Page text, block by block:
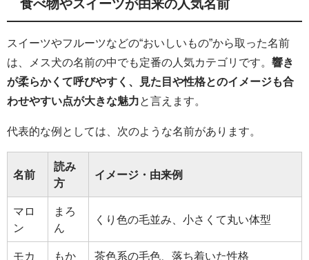
食べ物やスイーツが由来の人気名前
スイーツやフルーツなどの“おいしいもの”から取った名前
は、メス犬の名前の中でも定番の人気カテゴリです。響き
が柔らかくて呼びやすく、見た目や性格とのイメージも合
わせやすい点が大きな魅力 と言えます。
代表的な例としては、次のような名前があります。
名前
読み
方
イメージ・由来例
マロ
ン
まろ
ん
くり色の毛並み、小さくて丸い体型
モカ もか 茶色系の毛色、落ち着いた性格